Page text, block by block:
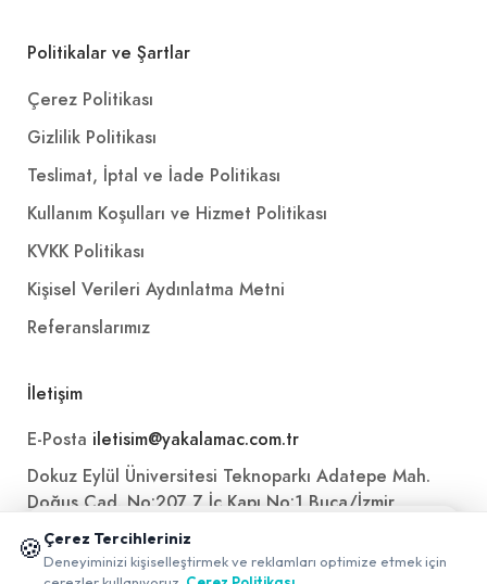
Politikalar ve Şartlar
Çerez Politikası
Gizlilik Politikası
Teslimat, İptal ve İade Politikası
Kullanım Koşulları ve Hizmet Politikası
KVKK Politikası
Kişisel Verileri Aydınlatma Metni
Referanslarımız
İletişim
E-Posta iletisim@yakalamac.com.tr
Dokuz Eylül Üniversitesi Teknoparkı Adatepe Mah.
Doğuş Cad. No:207 Z İç Kapı No:1 Buca/İzmir
🍪 Çerez Tercihleriniz
Deneyiminizi kişiselleştirmek ve reklamları optimize etmek için
📱 Mobil uygulamamızı keşfedin!
✖